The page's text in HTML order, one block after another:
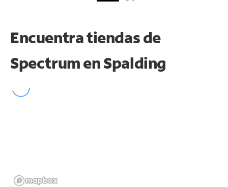
Encuentra tiendas de
Spectrum enSpalding